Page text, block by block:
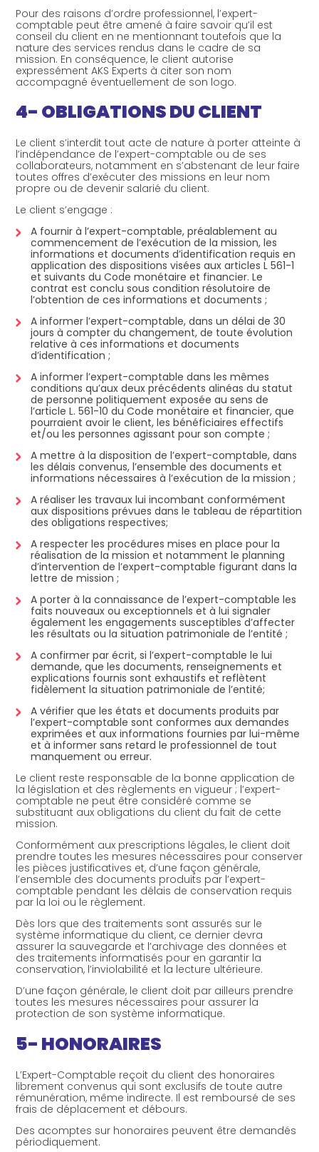
Pour des raisons d’ordre professionnel, l’expert-
comptable peut être amené à faire savoir qu’il est
conseil du client en ne mentionnant toutefois que la
nature des services rendus dans le cadre de sa
mission. En conséquence, le client autorise
expressément AKS Experts à citer son nom
accompagné éventuellement de son logo.
4- OBLIGATIONS DU CLIENT
Le client s’interdit tout acte de nature à porter atteinte à
l’indépendance de l’expert-comptable ou de ses
collaborateurs, notamment en s’abstenant de leur faire
toutes offres d’exécuter des missions en leur nom
propre ou de devenir salarié du client.
Le client s’engage :
A fournir à l’expert-comptable, préalablement au
commencement de l’exécution de la mission, les
informations et documents d’identification requis en
application des dispositions visées aux articles L 561-1
et suivants du Code monétaire et financier. Le
contrat est conclu sous condition résolutoire de
l’obtention de ces informations et documents ;
A informer l’expert-comptable, dans un délai de 30
jours à compter du changement, de toute évolution
relative à ces informations et documents
d’identification ;
A informer l’expert-comptable dans les mêmes
conditions qu’aux deux précédents alinéas du statut
de personne politiquement exposée au sens de
l’article L. 561-10 du Code monétaire et financier, que
pourraient avoir le client, les bénéficiaires effectifs
et/ou les personnes agissant pour son compte ;
A mettre à la disposition de l’expert-comptable, dans
les délais convenus, l’ensemble des documents et
informations nécessaires à l’exécution de la mission ;
A réaliser les travaux lui incombant conformément
aux dispositions prévues dans le tableau de répartition
des obligations respectives;
A respecter les procédures mises en place pour la
réalisation de la mission et notamment le planning
d’intervention de l’expert-comptable figurant dans la
lettre de mission ;
A porter à la connaissance de l’expert-comptable les
faits nouveaux ou exceptionnels et à lui signaler
également les engagements susceptibles d’affecter
les résultats ou la situation patrimoniale de l’entité ;
A confirmer par écrit, si l’expert-comptable le lui
demande, que les documents, renseignements et
explications fournis sont exhaustifs et reflètent
fidèlement la situation patrimoniale de l’entité;
A vérifier que les états et documents produits par
l’expert-comptable sont conformes aux demandes
exprimées et aux informations fournies par lui-même
et à informer sans retard le professionnel de tout
manquement ou erreur.
Le client reste responsable de la bonne application de
la législation et des règlements en vigueur ; l’expert-
comptable ne peut être considéré comme se
substituant aux obligations du client du fait de cette
mission.
Conformément aux prescriptions légales, le client doit
prendre toutes les mesures nécessaires pour conserver
les pièces justificatives et, d’une façon générale,
l’ensemble des documents produits par l’expert-
comptable pendant les délais de conservation requis
par la loi ou le règlement.
Dès lors que des traitements sont assurés sur le
système informatique du client, ce dernier devra
assurer la sauvegarde et l’archivage des données et
des traitements informatisés pour en garantir la
conservation, l’inviolabilité et la lecture ultérieure.
D’une façon générale, le client doit par ailleurs prendre
toutes les mesures nécessaires pour assurer la
protection de son système informatique.
5- HONORAIRES
L’Expert-Comptable reçoit du client des honoraires
librement convenus qui sont exclusifs de toute autre
rémunération, même indirecte. Il est remboursé de ses
frais de déplacement et débours.
Des acomptes sur honoraires peuvent être demandés
périodiquement.